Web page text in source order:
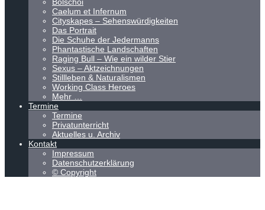
Caelum et Infernum
Cityskapes – Sehenswürdigkeiten
Das Portrait
Die Schuhe der Jedermanns
Phantastische Landschaften
Raging Bull – Wie ein wilder Stier
Sexus – Aktzeichnungen
Stillleben & Naturalismen
Working Class Heroes
Mehr …
Termine
Termine
Privatunterricht
Aktuelles u. Archiv
Kontakt
Impressum
Datenschutzerklärung
© Copyright